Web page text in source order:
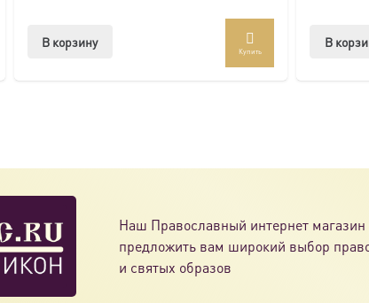
В корзину
Купить
В
Наш Православный интернет магазин
предложить вам широкий выбор
и святых образов